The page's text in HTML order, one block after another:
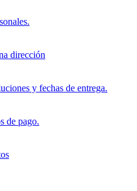
dirección
y fechas de entrega.
de pago.